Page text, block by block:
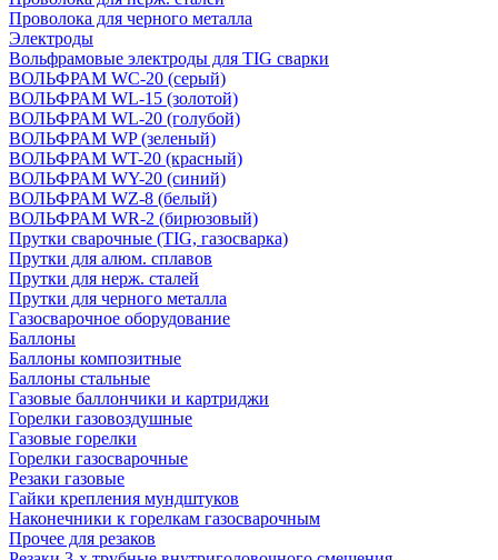
Проволока для черного металла
Электроды
Вольфрамовые электроды для TIG сварки
ВОЛЬФРАМ WC-20 (серый)
ВОЛЬФРАМ WL-15 (золотой)
ВОЛЬФРАМ WL-20 (голубой)
ВОЛЬФРАМ WP (зеленый)
ВОЛЬФРАМ WT-20 (красный)
ВОЛЬФРАМ WY-20 (синий)
ВОЛЬФРАМ WZ-8 (белый)
ВОЛЬФРАМ WR-2 (бирюзовый)
Прутки сварочные (TIG, газосварка)
Прутки для алюм. сплавов
Прутки для нерж. сталей
Прутки для черного металла
Газосварочное оборудование
Баллоны
Баллоны композитные
Баллоны стальные
Газовые баллончики и картриджи
Горелки газовоздушные
Газовые горелки
Горелки газосварочные
Резаки газовые
Гайки крепления мундштуков
Наконечники к горелкам газосварочным
Прочее для резаков